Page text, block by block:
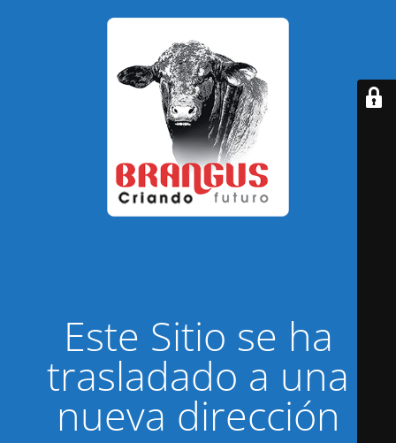
Este Sitio se ha
trasladado a una
nueva dirección